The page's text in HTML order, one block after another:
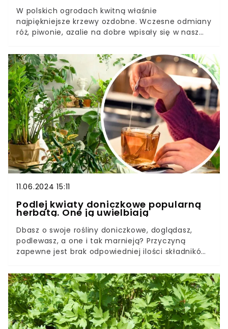
W polskich ogrodach kwitną właśnie
najpiękniejsze krzewy ozdobne. Wczesne odmiany
róż, piwonie, azalie na dobre wpisały się w nasz
rododendrony zachwycające feerią barw.Niestety
nie zawsze uprawa tych roślin jest udana.
Niekiedy możemy zauważyć, że rododendron nie
chce zakwitnąć. Jakie są tego przyczyny i jak
temu zaradzić? Znamy dobry sposób.
11.06.2024 15:11
Podlej kwiaty doniczkowe popularną
herbatą. One ją uwielbiają
Dbasz o swoje rośliny doniczkowe, doglądasz,
podlewasz, a one i tak marnieją? Przyczyną
zapewne jest brak odpowiedniej ilości składników
przywrócić im dawny wigor.Zamiast gotowych
preparatów, co 2 tygodnie podlej je popularną
herbatą. Tak uratujesz rośliny. Domowa odżywka
jest idealna do podlewania także zdrowych
kwiatów. Dzięki niej szybko rosną i pięknie kwitną.
Twój skrzydłokwiat, anturium, czy monstera